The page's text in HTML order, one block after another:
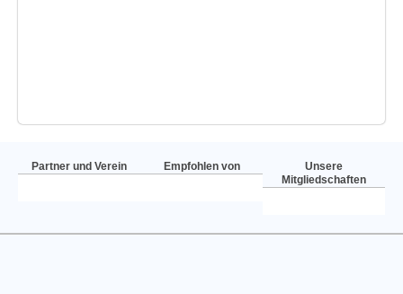
Partner und Verein Empfohlen von
Unsere
Mitgliedschaften